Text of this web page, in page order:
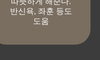
반신욕, 좌훈 등도
도움